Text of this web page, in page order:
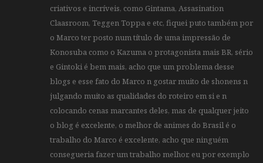
criativos e incríveis, como Gintama, Assasination
Claasroom, Teggen Toppa e etc, fiquei puto também por
o Marco ter posto num título de uma impressão de
Konosuba como o Kazuma o protagonista mais BR, sério
e Gintoki é bem mais, acho que um problema desse
blogs e esse fato do Marco n gostar muito de shonens n
julgando muito as qualidades do roteiro em si e n
colocando cenas marcantes deles, mas de qualquer jeito
o blog é excelente, o melhor de animes do Brasil é o
trabalho do Marco é excelente, acho que ninguém
consegueria fazer um trabalho melhor, eu por exemplo